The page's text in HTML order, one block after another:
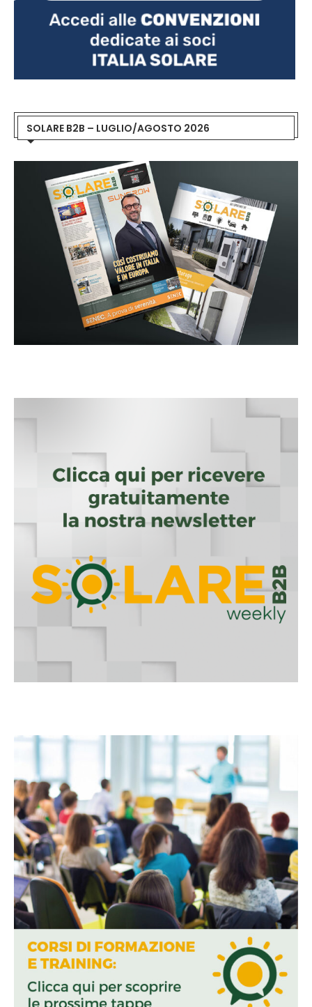
SOLARE B2B – LUGLIO/AGOSTO 2026